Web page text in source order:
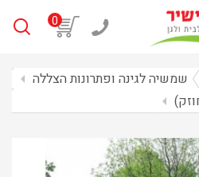
0
שמשיה לגינה ופתרונות הצללה arrow_left
arrow_left